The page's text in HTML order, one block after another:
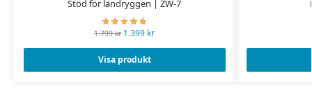
Stöd för ländryggen | ZW-7
1.799kr 1.399 kr
Visa produkt